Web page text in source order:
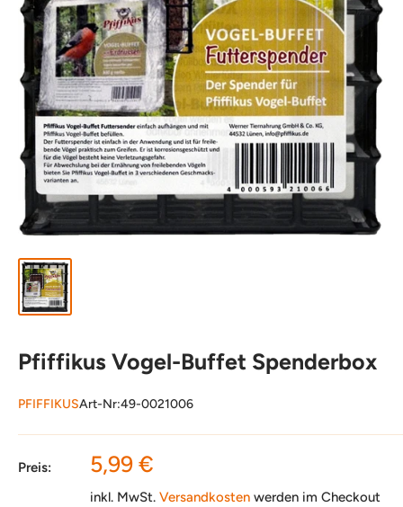
Pfiffikus Vogel-Buffet Spenderbox
PFIFFIKUSArt-Nr:49-0021006
Preis: Sonderpreis
5,99 €
inkl. MwSt. Versandkosten werden im Checkout